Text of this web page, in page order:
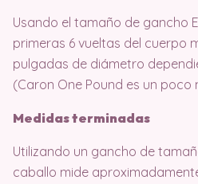
Usando el tamaño de gancho
primeras 6 vueltas del cuerpo
pulgadas de diámetro
(Caron One Pound es un poco
Medidas terminadas
Utilizando un gancho de
caballo mide